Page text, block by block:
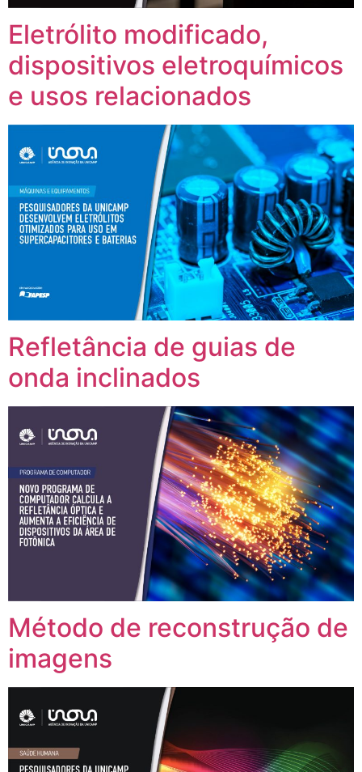
Eletrólito modificado,
dispositivos eletroquímicos
e usos relacionados
Refletância de guias de
onda inclinados
Método de reconstrução de
imagens